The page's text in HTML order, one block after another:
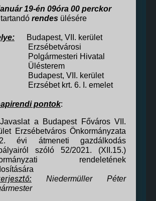
19-én 09óra 00 perckor
tartandó rendes ülésére
Budapest, VII. kerület
Erzsébetvárosi
Polgármesteri Hivatal
Ülésterem
Budapest, VII. kerület
Erzsébet krt. 6. I. emelet
pontok:
Javaslat a
Budapest Főváros VII.
Erzsébetváros Önkormányzata
évi átmeneti gazdálkodás
szóló 52/2021. (XII.15.)
rendeletének
Niedermüller Péter